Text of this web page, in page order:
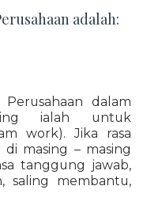
adalah:
dalam
ialah untuk
work). Jika rasa
masing – masing
tanggung jawab,
saling membantu,